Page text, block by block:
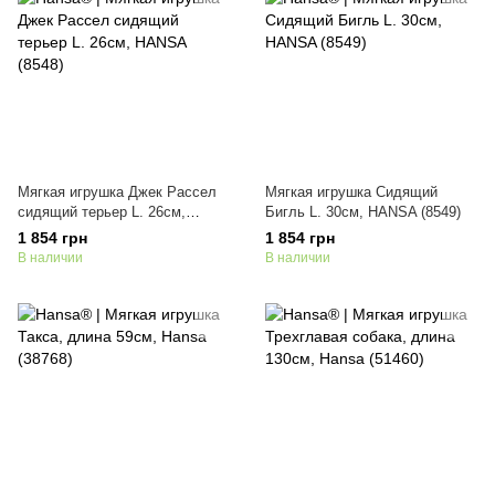
Мягкая игрушка Джек Рассел
сидящий терьер L. 26см,
HANSA (8548)
1 854 грн
В наличии
Мягкая игрушка Сидящий
Бигль L. 30см, HANSA (8549)
1 854 грн
В наличии